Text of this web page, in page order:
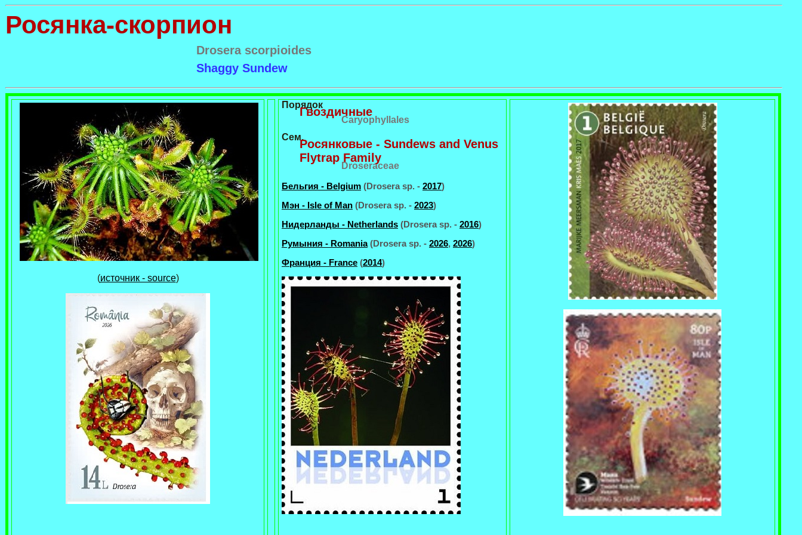
Росянка-скорпион
Drosera scorpioides
Shaggy Sundew
(источник - source)
Порядок
Гвоздичные
Caryophyllales
Сем.
Росянковые - Sundews and Venus
Flytrap Family
Droseraceae
Бельгия - Belgium (Drosera sp. - 2017)
Мэн - Isle of Man (Drosera sp. - 2023)
Нидерланды - Netherlands (Drosera sp. - 2016)
Румыния - Romania(Drosera sp. - 2026, 2026)
Франция - France (2014)